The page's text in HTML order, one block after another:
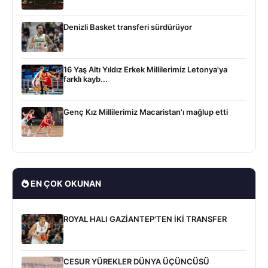
Denizli Basket transferi sürdürüyor
16 Yaş Altı Yıldız Erkek Millilerimiz Letonya'ya
farklı kayb...
Genç Kız Millilerimiz Macaristan'ı mağlup etti
EN ÇOK OKUNAN
ROYAL HALI GAZİANTEP'TEN İKİ TRANSFER
CESUR YÜREKLER DÜNYA ÜÇÜNCÜSÜ